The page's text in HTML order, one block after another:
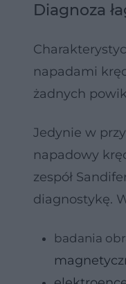
Diagnoza
napadami
żadnych
Jedynie w
napadowy
zespół
diagnostykę.
badania